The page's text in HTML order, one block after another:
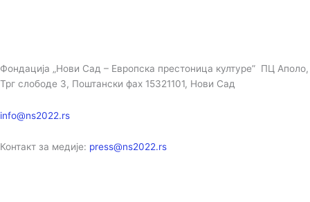
Фондација „Нови Сад – Европска престоница културе” ПЦ Аполо,
Трг слободе 3, Поштански фах 15321101, Нови Сад
info@ns2022.rs
Контакт за медије: press@ns2022.rs